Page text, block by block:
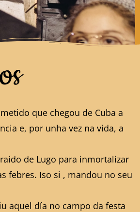
que chegou de Cuba a
e, por unha vez na vida, a
de Lugo para inmortalizar
febres. Iso si , mandou no seu
aquel día no campo da festa